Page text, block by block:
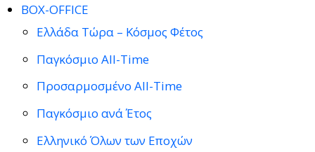
BOX-OFFICE
Ελλάδα Τώρα – Κόσμος Φέτος
Παγκόσμιο All-Time
Προσαρμοσμένο All-Time
Παγκόσμιο ανά Έτος
Ελληνικό Όλων των Εποχών